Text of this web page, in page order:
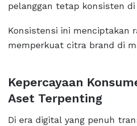
pelanggan tetap konsisten
Konsistensi ini menciptakan
memperkuat citra brand di
Kepercayaan
Aset Terpenting
Di era digital yang penuh